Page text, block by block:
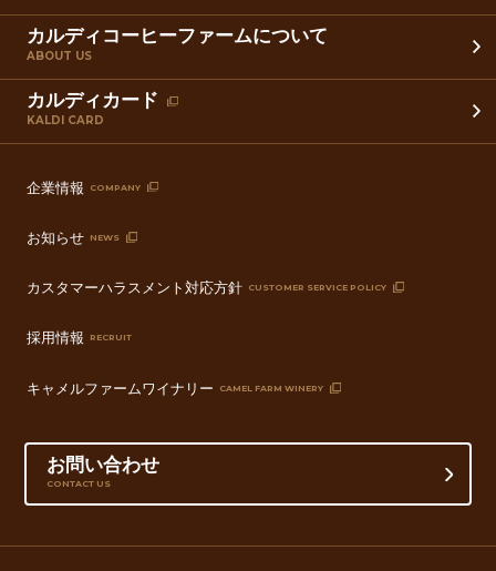
カルディコーヒーファームについて
ABOUT US
カルディカード
KALDI CARD
企業情報 COMPANY
お知らせ NEWS
カスタマーハラスメント対応方針 CUSTOMER SERVICE POLICY
採用情報 RECRUIT
キャメルファームワイナリー CAMEL FARM WINERY
お問い合わせ
CONTACT US